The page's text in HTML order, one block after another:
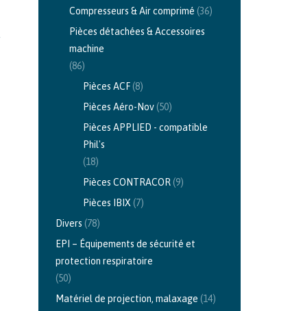
Compresseurs & Air comprimé (36)
Pièces détachées & Accessoires
machine
(86)
Pièces ACF(8)
Pièces Aéro-Nov(50)
Pièces APPLIED - compatible
Phil's
(18)
Pièces CONTRACOR(9)
Pièces IBIX (7)
Divers (78)
EPI – Équipements de sécurité et
protection respiratoire
(50)
Matériel de projection, malaxage (14)